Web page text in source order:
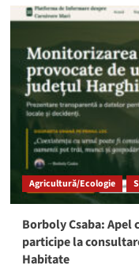
Agricultură/Ecologie
Borboly Csaba: Apel
participe la
Habitate